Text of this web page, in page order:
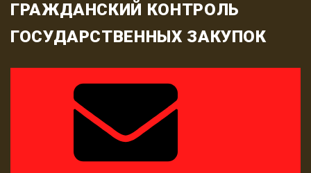
ГРАЖДАНСКИЙ КОНТРОЛЬ
ГОСУДАРСТВЕННЫХ ЗАКУПОК